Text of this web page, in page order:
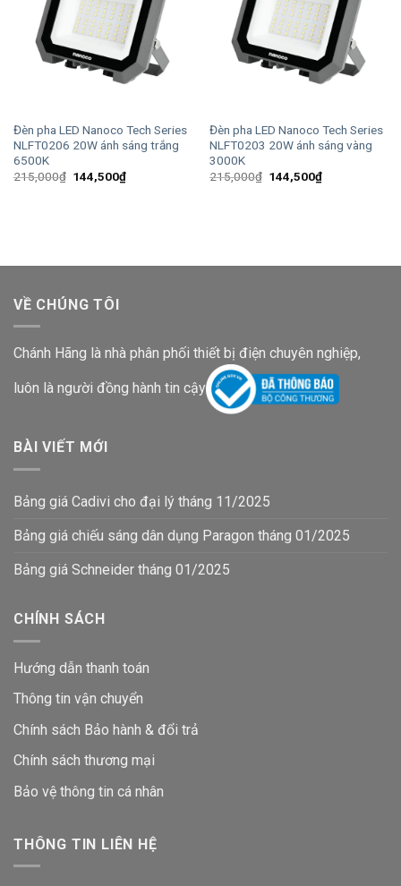
Đèn pha LED Nanoco Tech Series
NLFT0206 20W ánh sáng trắng
6500K
215,000₫ Giá
144,500₫Giá
hiện
Đèn pha LED Nanoco Tech Series
NLFT0203 20W ánh sáng vàng
3000K
215,000₫ Giá
144,500₫Giá
hiện
VỀ CHÚNG TÔI
Chánh Hãng là nhà phân phối thiết bị điện chuyên nghiệp,
luôn là người đồng hành tin cậy
BÀI VIẾT MỚI
Bảng giá Cadivi cho đại lý tháng 11/2025
Bảng giá chiếu sáng dân dụng Paragon tháng 01/2025
Bảng giá Schneider tháng 01/2025
CHÍNH SÁCH
Hướng dẫn thanh toán
Thông tin vận chuyển
Chính sách Bảo hành & đổi trả
Chính sách thương mại
Bảo vệ thông tin cá nhân
THÔNG TIN LIÊN HỆ